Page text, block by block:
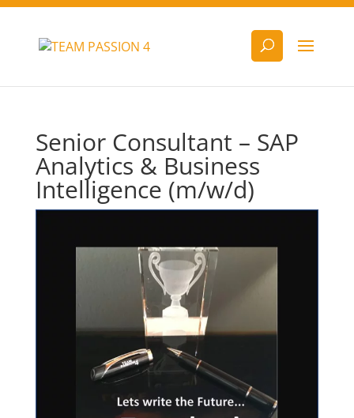
Senior Consultant – SAP
Analytics & Business
Intelligence (m/w/d)